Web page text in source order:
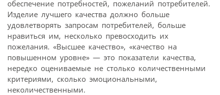
обеспечение потребностей, пожеланий потребителей.
Изделие лучшего качества должно больше
удовлетворять запросам потребителей, больше
нравиться им, несколько превосходить их
пожелания. «Высшее качество», «качество на
повышенном уровне» — это показатели качества,
нередко оцениваемые не столько количественными
критериями, сколько эмоциональными,
неколичественными.